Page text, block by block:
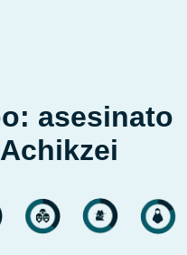
asesinato